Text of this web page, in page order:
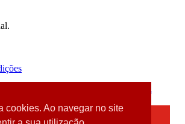
cookies. Ao navegar no site